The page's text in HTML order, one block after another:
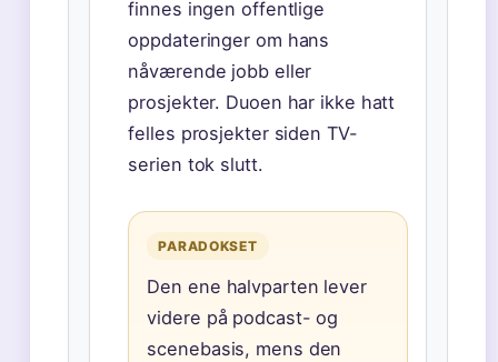
finnes ingen offentlige
oppdateringer om hans
nåværende jobb eller
prosjekter. Duoen har ikke hatt
felles prosjekter siden TV-
serien tok slutt.
PARADOKSET
Den ene halvparten lever
videre på podcast- og
scenebasis, mens den